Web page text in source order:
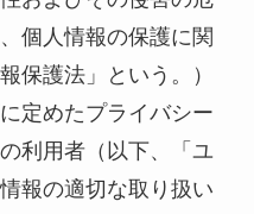
個人情報の保護に関
保護法」という。）
定めたプライバシー
利用者（以下、「ユ
報の適切な取り扱い